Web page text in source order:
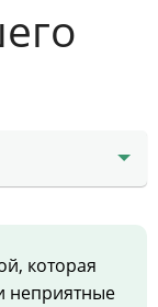
которая
неприятные